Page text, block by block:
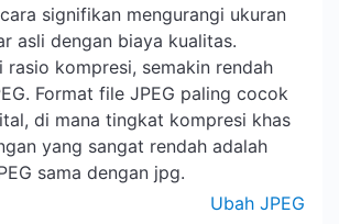
signifikan mengurangi ukuran
asli dengan biaya kualitas.
rasio kompresi, semakin rendah
Format file JPEG paling cocok
di mana tingkat kompresi khas
yang sangat rendah adalah
sama dengan jpg.
Ubah JPEG